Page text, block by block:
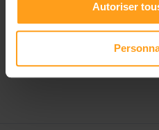
Autoriser
Petites
babysitting à